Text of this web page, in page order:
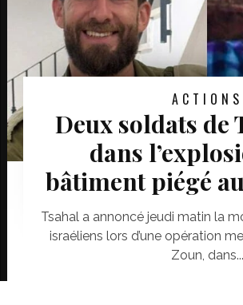
ACTIONS
Deux soldats de
dans
bâtiment piégé
Tsahal a annoncé jeudi matin la
israéliens lors d’une opération
Zoun, dans...